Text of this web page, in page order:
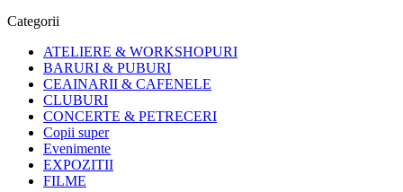
Categorii
ATELIERE & WORKSHOPURI
BARURI & PUBURI
CEAINARII & CAFENELE
CLUBURI
CONCERTE & PETRECERI
Copii super
Evenimente
EXPOZITII
FILME